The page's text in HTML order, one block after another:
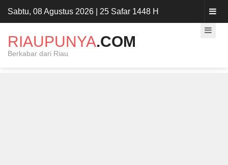
Sabtu, 08 Agustus 2026 | 25 Safar 1448 H
RIAUPUNYA.COM
Berkabar dari Riau